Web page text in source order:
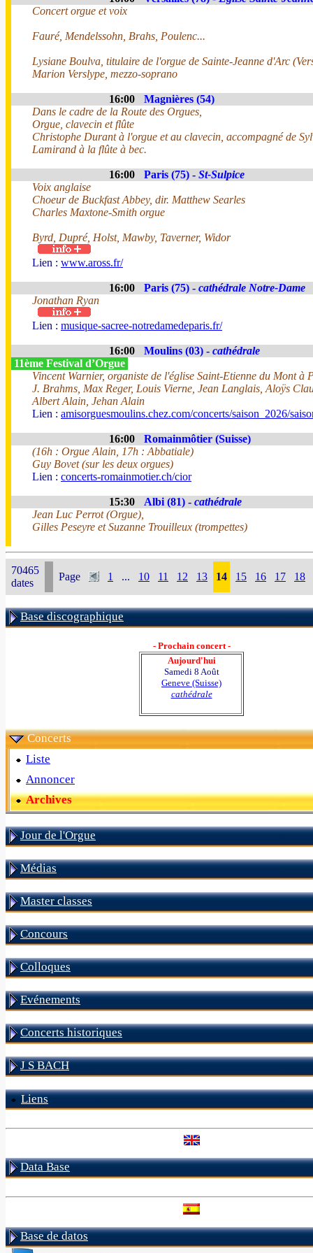
Concert orgue et voix
Fauré, Mendelssohn, Brahs, Poulenc...
Lysiane Boulva, titulaire de l'orgue de Sainte-Jeanne d'Arc
Marion Verslype, mezzo-soprano
16:00
Magnières (54)
Dans le cadre de la Route des Orgues,
Orgue, clavecin et flûte
Christophe Durant à l'orgue et au clavecin, accompagné de
Lamirand à la flûte à bec.
16:00 Paris (75) - St-Sulpice
Voix anglaise
Choeur de Buckfast Abbey, dir. Matthew Searles
Charles Maxtone-Smith orgue
Byrd, Dupré, Holst, Mawby, Taverner, Widor
Lien : www.aross.fr/
16:00 Paris (75) - cathédrale Notre-Dame
Jonathan Ryan
Lien : musique-sacree-notredamedeparis.fr/
16:00 Moulins (03) - cathédrale
11ème Festival d’Orgue
Vincent Warnier, organiste de l'église Saint-Etienne du Mont à
J. Brahms, Max Reger, Louis Vierne, Jean Langlais, Aloÿs
Albert Alain, Jehan Alain
Lien : amisorguesmoulins.chez.com/concerts/saison_2026/
16:00
Romainmôtier (Suisse)
(16h : Orgue Alain, 17h : Abbatiale)
Guy Bovet (sur les deux orgues)
Lien : concerts-romainmotier.ch/cior
15:30 Albi (81) - cathédrale
Jean Luc Perrot (Orgue),
Gilles Peseyre et Suzanne Trouilleux (trompettes)
70465
dates
Page 1 ... 10 11 12 13 14 15 16 17 18
Base discographique
- Prochain concert -
Aujourd'hui
Samedi 8 Août
Geneve (Suisse)
cathédrale
Concerts
Liste
Annoncer
Archives
Jour de l'Orgue
Médias
Master classes
Concours
Colloques
Evénements
Concerts historiques
J S BACH
Liens
Data Base
Base de datos